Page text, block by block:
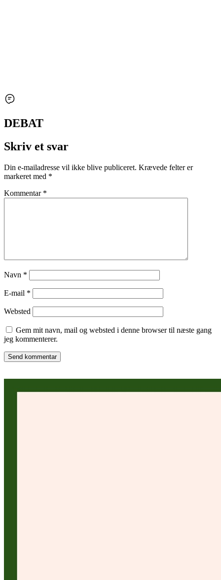
DEBAT
Skriv et svar
Din e-mailadresse vil ikke blive publiceret. Krævede felter er
markeret med *
Kommentar *
Navn *
E-mail *
Websted
Gem mit navn, mail og websted i denne browser til næste gang
jeg kommenterer.